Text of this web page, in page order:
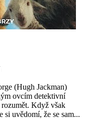
(Hugh Jackman)
ovcím detektivní
Když však
si uvědomí, že se sam...